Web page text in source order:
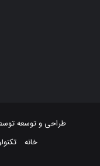
طراحی و توسعه
خانه